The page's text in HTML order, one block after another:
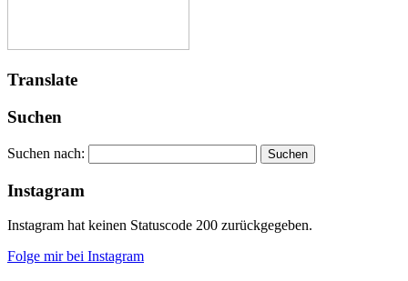
Translate
Suchen
Suchen nach:
Instagram
Instagram hat keinen Statuscode 200 zurückgegeben.
Folge mir bei Instagram